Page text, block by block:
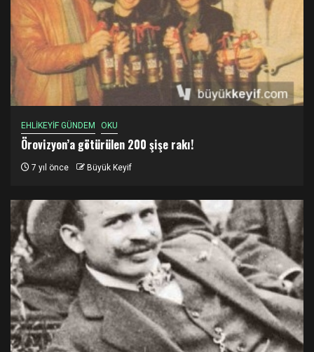
EHLİKEYİF GÜNDEM OKU
Örovizyon’a götürülen 200 şişe rakı!
7 yıl önce Büyük Keyif